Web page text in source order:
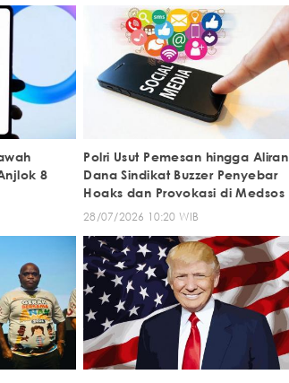
8
Polri Usut Pemesan hingga Aliran
Dana Sindikat Buzzer Penyebar
Hoaks dan Provokasi di Medsos
28/07/2026 10:20 WIB